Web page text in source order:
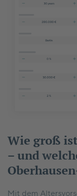
Wie groß
– und
Mit dem